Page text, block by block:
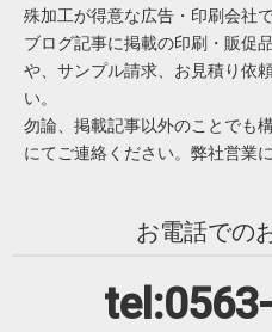
殊加工が得意な広告・印刷会社で
ブログ記事に掲載の印刷・販促
や、サンプル請求、お見積り依
い。
勿論、掲載記事以外のことでも
にてご連絡ください。弊社営業
お電話での